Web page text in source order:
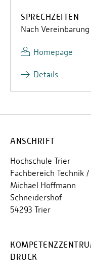
SPRECHZEITEN
Nach Vereinbarung
Homepage
Details
ANSCHRIFT
Hochschule Trier
Fachbereich Technik /
Michael Hoffmann
Schneidershof
54293 Trier
DRUCK